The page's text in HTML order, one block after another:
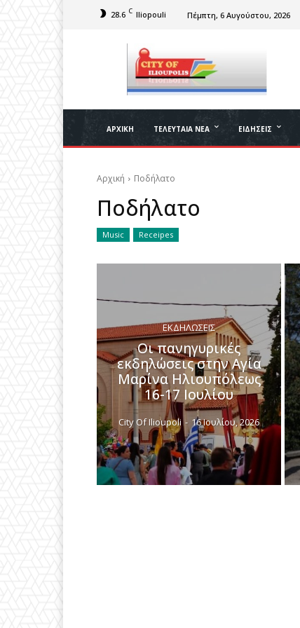
28.6 C Iliopouli Πέμπτη, 6 Αυγούστου, 2026
ΑΡΧΙΚΉ ΤΕΛΕΥΤΑΊΑ ΝΈΑ ΕΙΔΉΣΕΙΣ
Αρχική Ποδήλατο
Ποδήλατο
Music Receipes
ΕΚΔΗΛΏΣΕΙΣ
Οι πανηγυρικές
εκδηλώσεις στην Αγία
Μαρίνα Ηλιουπόλεως
16-17 Ιουλίου
City Of Ilioupoli - 16 Ιουλίου, 2026